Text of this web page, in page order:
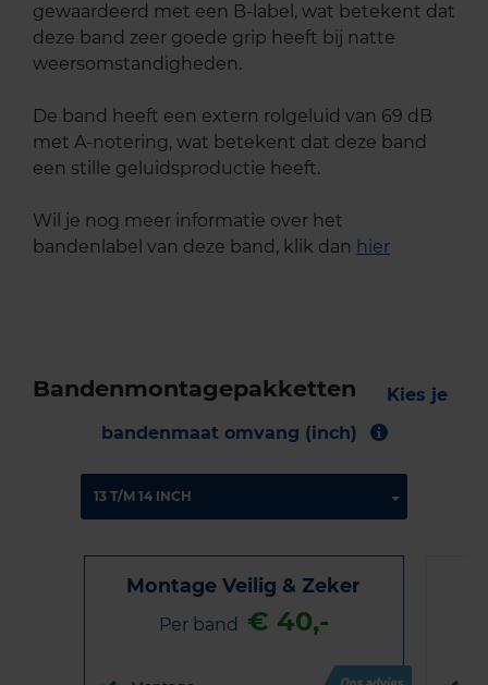
gewaardeerd met een B-label, wat betekent dat
deze band zeer goede grip heeft bij natte
weersomstandigheden.
De band heeft een extern rolgeluid van 69 dB
met A-notering, wat betekent dat deze band
een stille geluidsproductie heeft.
Wil je nog meer informatie over het
bandenlabel van deze band, klik dan hier
Bandenmontagepakketten
Kies je
bandenmaat omvang (inch)
Montage Veilig & Zeker
Per band € 40,-